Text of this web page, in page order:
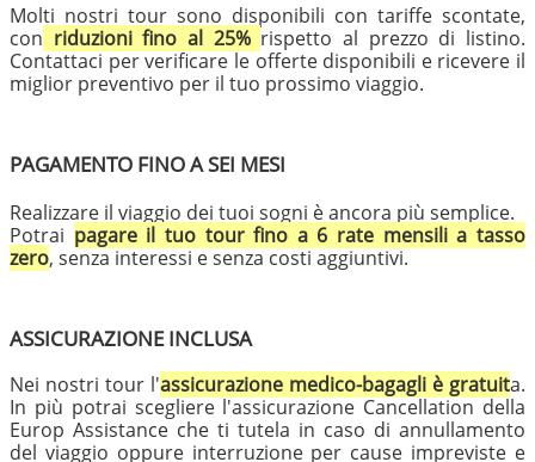
Molti nostri tour sono disponibili con tariffe scontate,
con riduzioni fino al 25% rispetto al prezzo di listino.
Contattaci per verificare le offerte disponibili e ricevere il
miglior preventivo per il tuo prossimo viaggio.
PAGAMENTO FINO A SEI MESI
Realizzare il viaggio dei tuoi sogni è ancora più semplice.
Potrai pagare il tuo tour fino a 6 rate mensili a tasso
zero, senza interessi e senza costi aggiuntivi.
ASSICURAZIONE INCLUSA
Nei nostri tour l'assicurazione medico-bagagli è gratuita.
In più potrai scegliere l'assicurazione Cancellation della
Europ Assistance che ti tutela in caso di annullamento
del viaggio oppure interruzione per cause impreviste e